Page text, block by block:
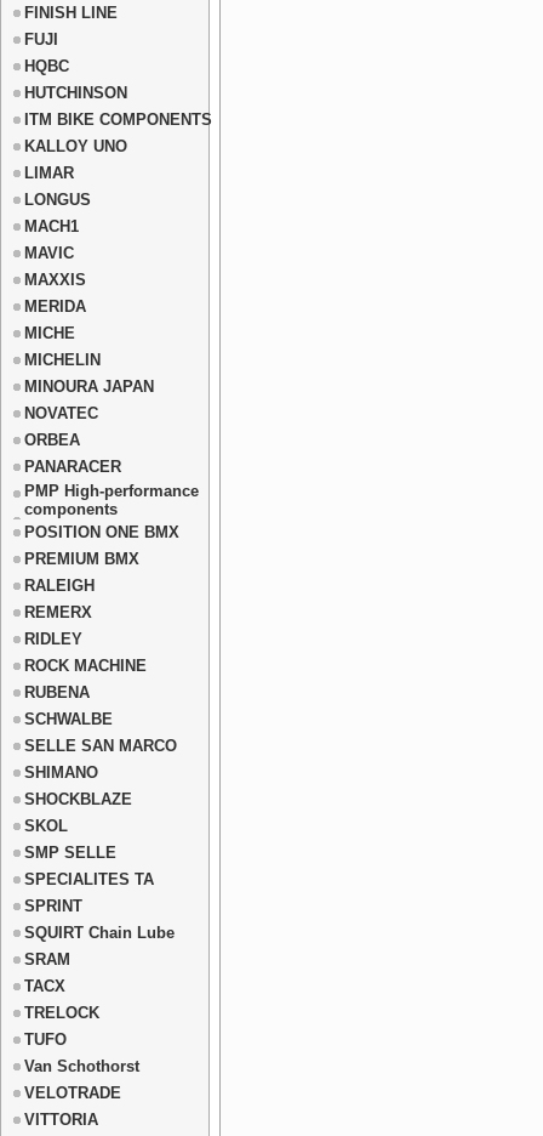
FINISH LINE
FUJI
HQBC
HUTCHINSON
ITM BIKE COMPONENTS
KALLOY UNO
LIMAR
LONGUS
MACH1
MAVIC
MAXXIS
MERIDA
MICHE
MICHELIN
MINOURA JAPAN
NOVATEC
ORBEA
PANARACER
PMP High-performance
components
POSITION ONE BMX
PREMIUM BMX
RALEIGH
REMERX
RIDLEY
ROCK MACHINE
RUBENA
SCHWALBE
SELLE SAN MARCO
SHIMANO
SHOCKBLAZE
SKOL
SMP SELLE
SPECIALITES TA
SPRINT
SQUIRT Chain Lube
SRAM
TACX
TRELOCK
TUFO
Van Schothorst
VELOTRADE
VITTORIA